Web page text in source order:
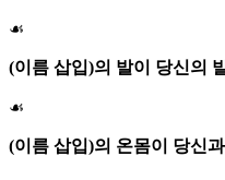
☙
(이름 삽입)의 발이 당신의
☙
(이름 삽입)의 온몸이 당신